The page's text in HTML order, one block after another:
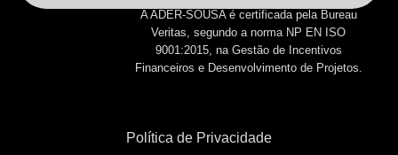
A ADER-SOUSA é certificada pela Bureau
Veritas, segundo a norma NP EN ISO
9001:2015, na Gestão de Incentivos
Financeiros e Desenvolvimento de Projetos.
Política de Privacidade